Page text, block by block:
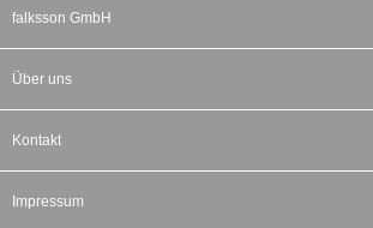
falksson GmbH
Über uns
Kontakt
Impressum